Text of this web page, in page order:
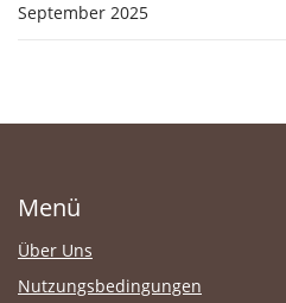
September 2025
Menü
Über Uns
Nutzungsbedingungen